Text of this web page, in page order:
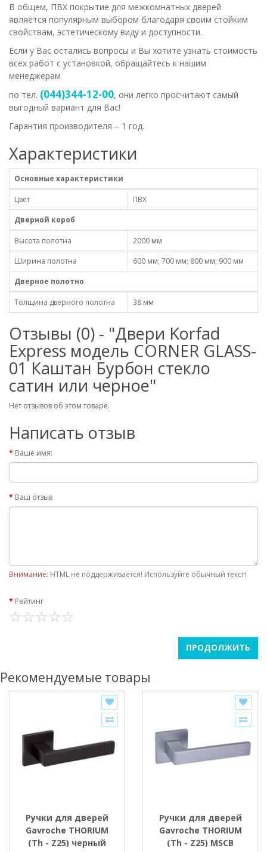
В общем, ПВХ покрытие для межкомнатных дверей
является популярным выбором благодаря своим стойким
свойствам, эстетическому виду и доступности.
Если у Вас остались вопросы и Вы хотите узнать стоимость
всех работ с установкой, обращайтесь к нашим
менеджерам
по тел. (044)344-12-00, они легко просчитают самый
выгодный вариант для Вас!
Гарантия производителя – 1 год.
Характеристики
Основные характеристики
Цвет
ПВХ
Дверной короб
Высота полотна
2000 мм
Ширина полотна
600 мм; 700 мм; 800 мм; 900 мм
Дверное полотно
Толщина дверного полотна 38 мм
Отзывы (0) - "Двери Korfad
Express модель CORNER GLASS-
01 Каштан Бурбон стекло
сатин или черное"
Нет отзывов об этом товаре.
Написать отзыв
Ваше имя:
Ваш отзыв
Внимание: HTML не поддерживается! Используйте обычный текст!
Рейтинг
ПРОДОЛЖИТЬ
Рекомендуемые товары
Ручки для дверей
Gavroche THORIUM
(Th - Z25) черный
Ручки для дверей
Gavroche THORIUM
(Th - Z25) MSCB